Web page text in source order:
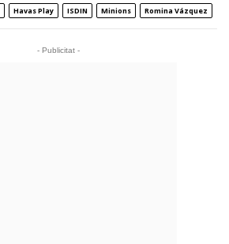
Havas Play ISDIN Minions Romina Vázquez
- Publicitat -